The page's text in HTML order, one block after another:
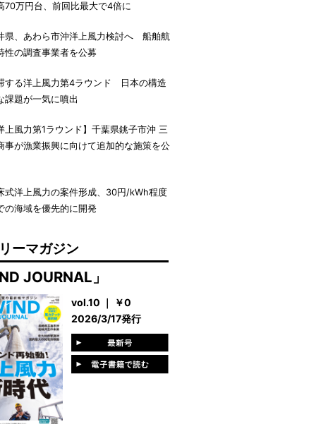
70万円台、前回比最大で4倍に
県、あわら市沖洋上風力検討へ 船舶航
性の調査事業者を公募
する洋上風力第4ラウンド 日本の構造
課題が一気に噴出
上風力第1ラウンド】千葉県銚子市沖 三
事が漁業振興に向けて追加的な施策を公
式洋上風力の案件形成、30円/kWh程度
の海域を優先的に開発
ーマガジン
JOURNAL」
vol.10 ｜ ￥0
2026/3/17発行